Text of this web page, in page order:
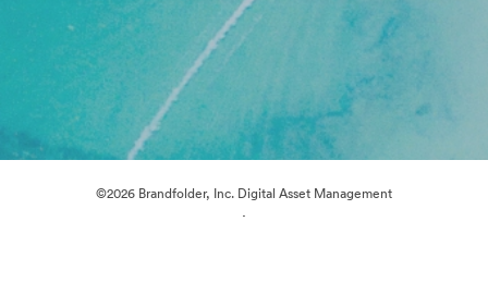
©2026 Brandfolder, Inc. Digital Asset Management
·